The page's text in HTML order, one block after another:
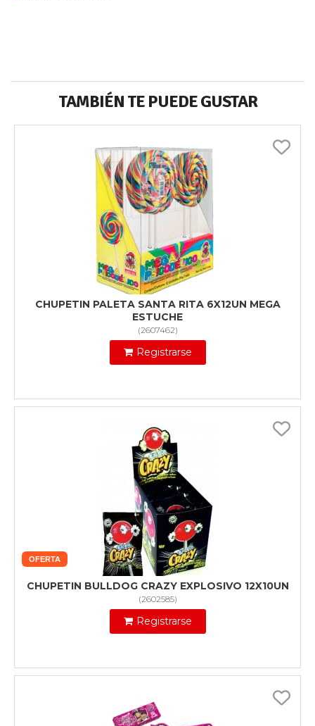
TAMBIÉN TE PUEDE GUSTAR
CHUPETIN PALETA SANTA RITA 6X12UN MEGA
ESTUCHE
(2607462)
Registrarse
OFERTA
CHUPETIN BULLDOG CRAZY EXPLOSIVO 12X10UN
(2602585)
Registrarse